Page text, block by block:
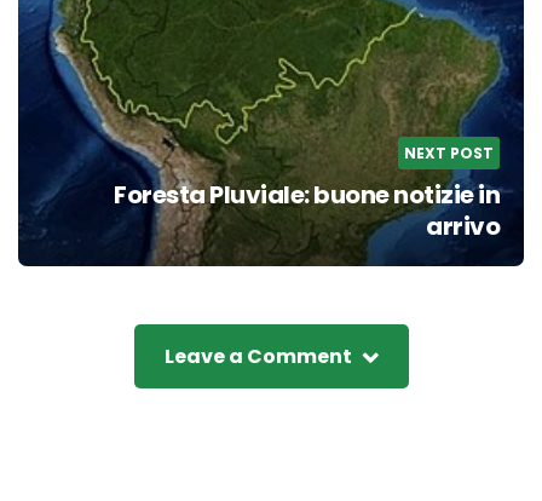
NEXT POST
Foresta Pluviale: buone notizie in
arrivo
Leave a Comment